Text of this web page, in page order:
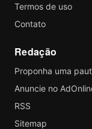
Termos de uso
Contato
Redação
Proponha uma
Anuncie no
RSS
Sitemap